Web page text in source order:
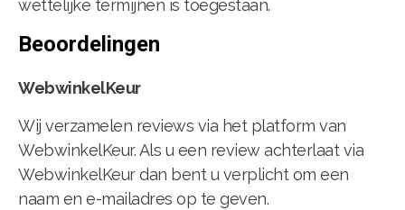
wettelijke termijnen is toegestaan.
Beoordelingen
WebwinkelKeur
Wij verzamelen reviews via het platform van
WebwinkelKeur. Als u een review achterlaat via
WebwinkelKeur dan bent u verplicht om een
naam en e-mailadres op te geven.